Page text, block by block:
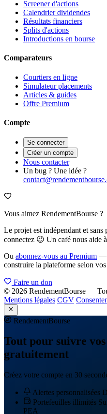
Screener d'actions
Calendrier dividendes
Résultats financiers
Splits d'actions
Introductions en bourse
Comparateurs
Courtiers en ligne
Simulateur placements
Articles & guides
Offre Premium
Compte
Se connecter
Créer un compte
Nous contacter
Un bug ? Une idée ?
Vous aimez RendementBourse ?
Le projet est indépendant et
connectez 😉 Un café nous aide
Ou abonnez-vous au Premium —
construire la plateforme selon vos
Faire un don
© 2026 RendementBourse —
Mentions légales CGV
RendementBourse
Tout pour suivre
gratuitement
Créez votre compte en 30
Alertes personnalisées
Portefeuilles illimités
PEA